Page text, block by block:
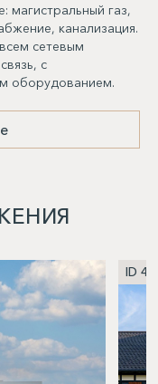
магистральный газ,
канализация.
сетевым
с
оборудованием.
ID